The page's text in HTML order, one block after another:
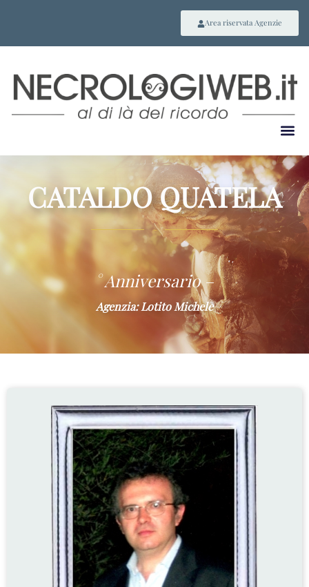
Area riservata Agenzie
CATALDO QUATELA
~
° Anniversario –
Agenzia: Lotito Michele